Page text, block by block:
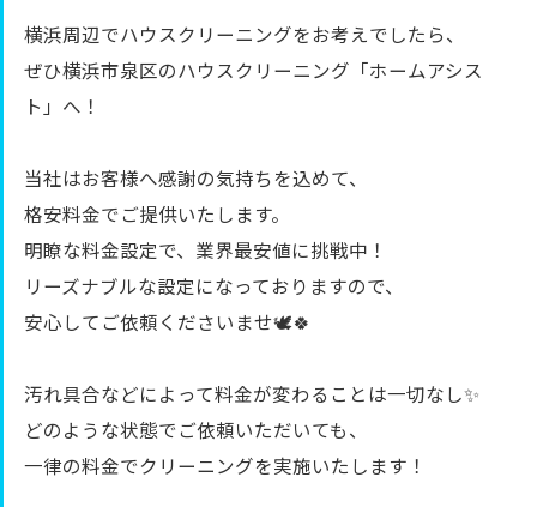
横浜周辺でハウスクリーニングをお考えでしたら、
ぜひ横浜市泉区のハウスクリーニング「ホームアシス
ト」へ！
当社はお客様へ感謝の気持ちを込めて、
格安料金でご提供いたします。
明瞭な料金設定で、業界最安値に挑戦中！
リーズナブルな設定になっておりますので、
安心してご依頼くださいませ🕊️🍀
汚れ具合などによって料金が変わることは一切なし✨
どのような状態でご依頼いただいても、
一律の料金でクリーニングを実施いたします！